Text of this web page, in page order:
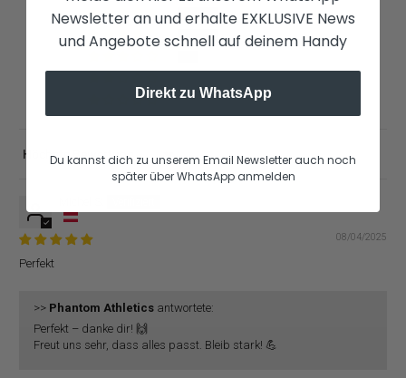
2
Sort by
08/04/2025
Perfekt
>> Phantom Athletics antwortete:
Perfekt – danke dir! 🙌
Freut uns sehr, dass alles passt. Bleib stark! 💪
Newsletter an und erhalte EXKLUSIVE News
und Angebote schnell auf deinem Handy
Direkt zu WhatsApp
Du kannst dich zu unserem Email Newsletter auch noch
später über WhatsApp anmelden